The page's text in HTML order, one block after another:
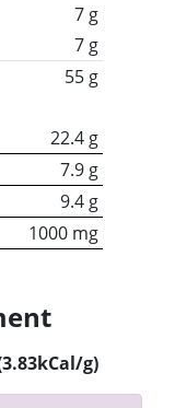
7 g
7 g
55 g
22.4 g
7.9 g
9.4 g
1000 mg
g)